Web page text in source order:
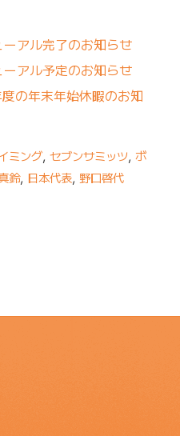
アル完了のお知らせ
アル予定のお知らせ
の年末年始休暇のお知
ミング, セブンサミッツ, ボ
鈴, 日本代表, 野口啓代